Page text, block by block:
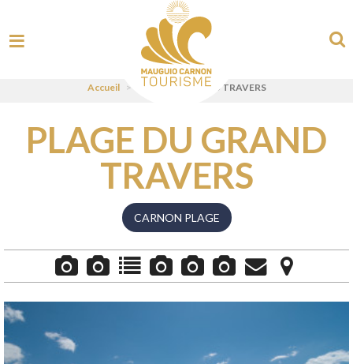
Accueil > PLAGE DU GRAND TRAVERS
PLAGE DU GRAND
TRAVERS
CARNON PLAGE